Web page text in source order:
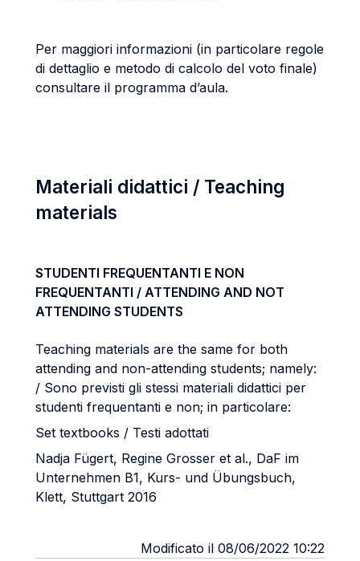
Per maggiori informazioni (in particolare regole
di dettaglio e metodo di calcolo del voto finale)
consultare il programma d’aula.
Materiali didattici / Teaching
materials
STUDENTI FREQUENTANTI E NON
FREQUENTANTI / ATTENDING AND NOT
ATTENDING STUDENTS
Teaching materials are the same for both
attending and non-attending students; namely:
/ Sono previsti gli stessi materiali didattici per
studenti frequentanti e non; in particolare:
Set textbooks / Testi adottati
Nadja Fügert, Regine Grosser et al., DaF im
Unternehmen B1, Kurs- und Übungsbuch,
Klett, Stuttgart 2016
Modificato il 08/06/2022 10:22